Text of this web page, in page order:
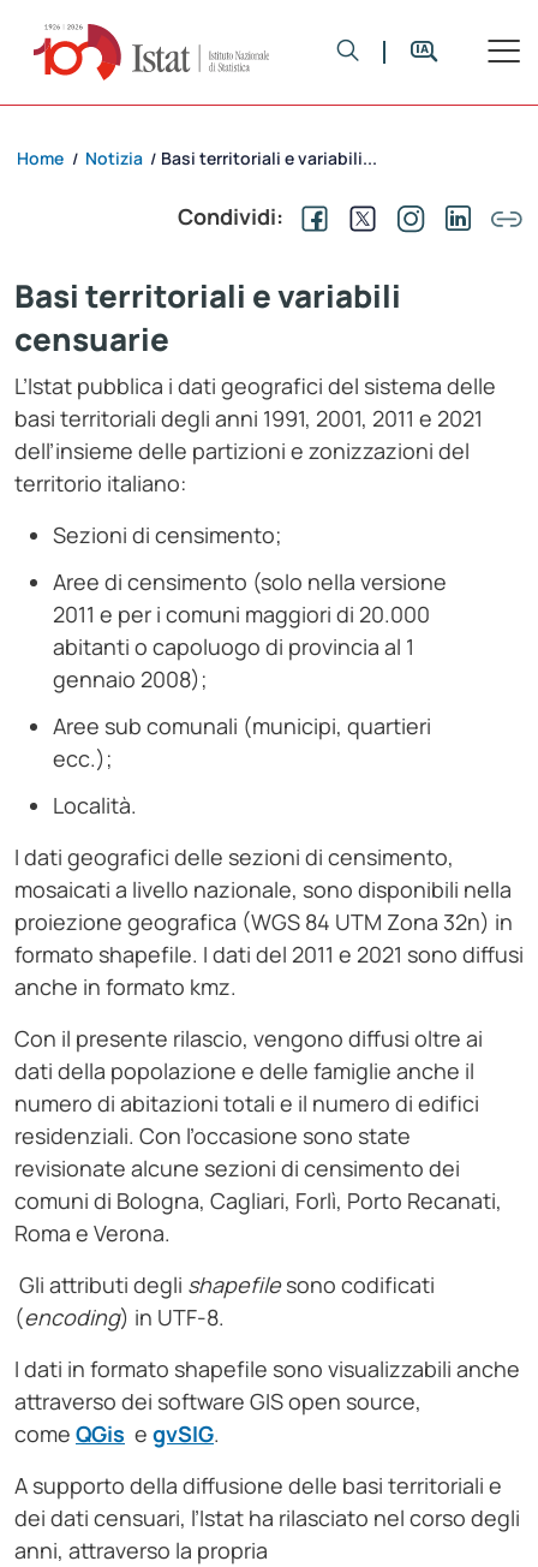
Home / Notizia / Basi territoriali e variabili...
Condividi:
Basi territoriali e variabili
censuarie
L’Istat pubblica i dati geografici del sistema delle
basi territoriali degli anni 1991, 2001, 2011 e 2021
dell’insieme delle partizioni e zonizzazioni del
territorio italiano:
Sezioni di censimento;
Aree di censimento (solo nella versione
2011 e per i comuni maggiori di 20.000
abitanti o capoluogo di provincia al 1
gennaio 2008);
Aree sub comunali (municipi, quartieri
ecc.);
Località.
I dati geografici delle sezioni di censimento,
mosaicati a livello nazionale, sono disponibili nella
proiezione geografica (WGS 84 UTM Zona 32n) in
formato shapefile. I dati del 2011 e 2021 sono diffusi
anche in formato kmz.
Con il presente rilascio, vengono diffusi oltre ai
dati della popolazione e delle famiglie anche il
numero di abitazioni totali e il numero di edifici
residenziali. Con l’occasione sono state
revisionate alcune sezioni di censimento dei
comuni di Bologna, Cagliari, Forlì, Porto Recanati,
Roma e Verona.
Gli attributi degli shapefilesono codificati
(encoding) in UTF-8.
I dati in formato shapefile sono visualizzabili anche
attraverso dei software GIS open source,
come QGis e gvSIG.
A supporto della diffusione delle basi territoriali e
dei dati censuari, l’Istat ha rilasciato nel corso degli
anni, attraverso la propria